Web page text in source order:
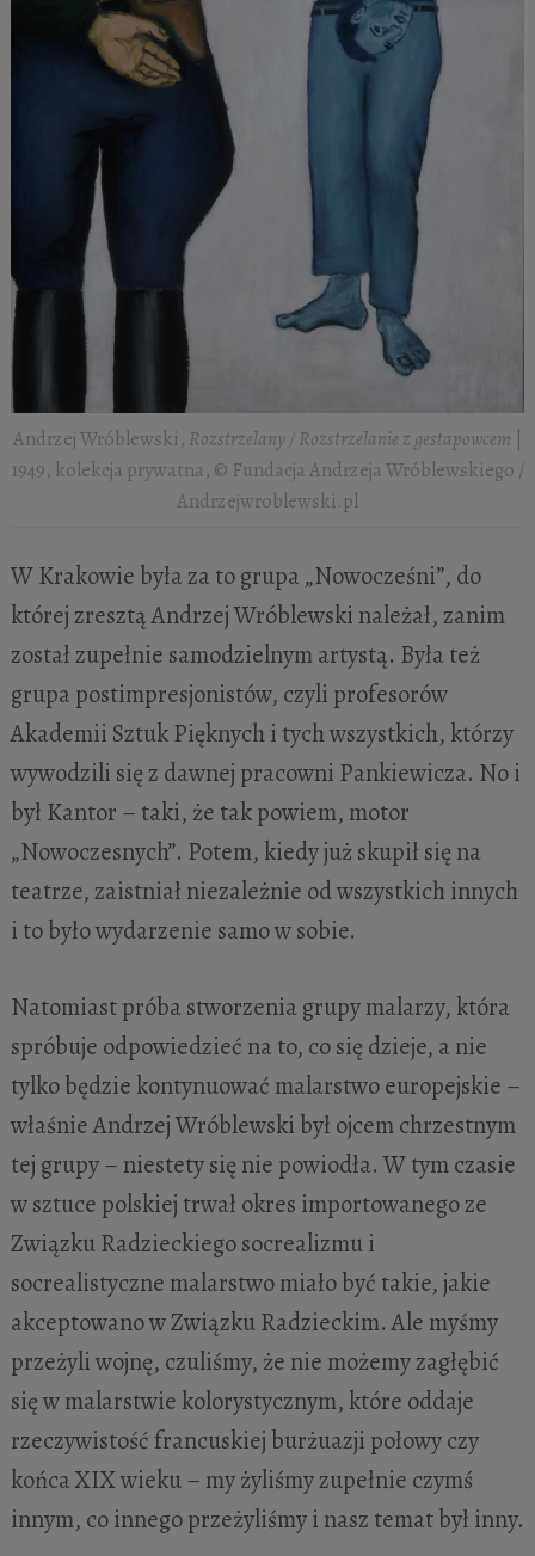
Andrzej Wróblewski, Rozstrzelany / Rozstrzelanie z gestapowcem |
1949, kolekcja prywatna, © Fundacja Andrzeja Wróblewskiego /
Andrzejwroblewski.pl
W Krakowie była za to grupa „Nowocześni”, do
której zresztą Andrzej Wróblewski należał, zanim
został zupełnie samodzielnym artystą. Była też
grupa postimpresjonistów, czyli profesorów
Akademii Sztuk Pięknych i tych wszystkich, którzy
wywodzili się z dawnej pracowni Pankiewicza. No i
był Kantor – taki, że tak powiem, motor
„Nowoczesnych”. Potem, kiedy już skupił się na
teatrze, zaistniał niezależnie od wszystkich innych
i to było wydarzenie samo w sobie.
Natomiast próba stworzenia grupy malarzy, która
spróbuje odpowiedzieć na to, co się dzieje, a nie
tylko będzie kontynuować malarstwo europejskie –
właśnie Andrzej Wróblewski był ojcem chrzestnym
tej grupy – niestety się nie powiodła. W tym czasie
w sztuce polskiej trwał okres importowanego ze
Związku Radzieckiego socrealizmu i
socrealistyczne malarstwo miało być takie, jakie
akceptowano w Związku Radzieckim. Ale myśmy
przeżyli wojnę, czuliśmy, że nie możemy zagłębić
się w malarstwie kolorystycznym, które oddaje
rzeczywistość francuskiej burżuazji połowy czy
końca XIX wieku – my żyliśmy zupełnie czymś
innym, co innego przeżyliśmy i nasz temat był inny.